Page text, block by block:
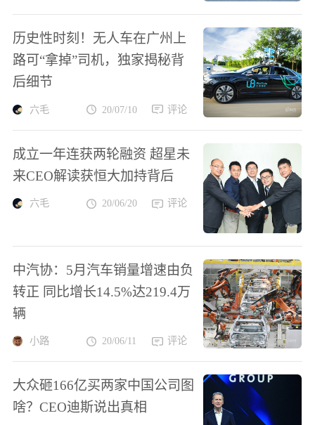
历史性时刻！无人车在广州上
路可“拿掉”司机，独家揭秘背
后细节
六毛 20/07/10 评论
成立一年连获两轮融资 超星未
来CEO解读获恒大加持背后
六毛 20/06/20 评论
中汽协：5月汽车销量增速由负
转正 同比增长14.5%达219.4万
辆
小路 20/06/11 评论
大众砸166亿买两家中国公司图
啥？CEO迪斯说出真相